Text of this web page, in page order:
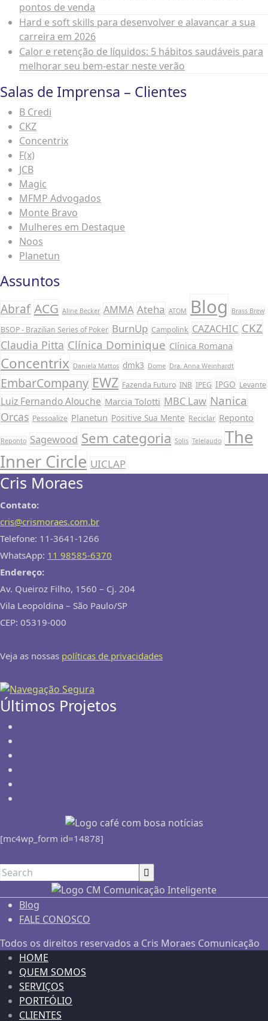
pontos de venda
Hard e soft skills para desenvolver e alavancar a sua
carreira em 2026
Calor e retenção de líquidos: 5 hábitos saudáveis para
melhorar seu bem-estar neste verão
Salas de Imprensa – Clientes
B Credi
CKZ
Concentrix
F(x)
JCB
Magic
MFMP Advogados
Monte Bravo
Mulheres em Destaque
Noos
Planetun
Assuntos
Abraf ACG Aline Becker AMMA Ateha ATOM Blog Brass Brew
BSOP - Brazilian Series of Poker BurnUp Campolink CAZACHIC CKZ
Claudia Pitta Clínica Dominique Clínica Romana
Concentrix Daniela Mattos dmk3 Dome Dra. Anna Weinhardt
EmbarCompany EWZ Fazenda Futuro INB IPEG IPGO Levante
Luiz Fernando Alouche Marcia Tolotti MBC Law Nanica
Orcas Pessoalize Planetun Positive Sua Mente Reciclar Reponto
Reponto Sagewood Sem categoria Solis Telelaudo The
Inner Circle UICLAP
Cris Moraes
Contato:
cris@crismoraes.com.br
Telefone: 11-3641-1266
WhatsApp: 11 98585-6370
Endereço:
Av. Queiroz Filho, 1560 – Cj. 204
Vila Leopoldina – São Paulo/SP
CEP: 05319-000
Veja as nossas políticas de privacidades
Últimos Projetos
[mc4wp_form id=14878]
Blog
FALE CONOSCO
Todos os direitos reservados a Cris Moraes Comunicação
HOME
QUEM SOMOS
SERVIÇOS
PORTFÓLIO
CLIENTES